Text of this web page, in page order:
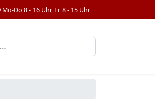
Mo-Do 8 - 16 Uhr, Fr 8 - 15 Uhr